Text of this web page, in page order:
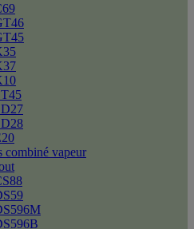
combiné vapeur